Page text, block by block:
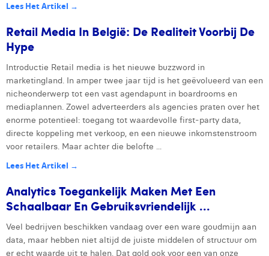
Lees Het Artikel →
Retail Media In België: De Realiteit Voorbij De
Hype
Introductie Retail media is het nieuwe buzzword in
marketingland. In amper twee jaar tijd is het geëvolueerd van een
nicheonderwerp tot een vast agendapunt in boardrooms en
mediaplannen. Zowel adverteerders als agencies praten over het
enorme potentieel: toegang tot waardevolle first-party data,
directe koppeling met verkoop, en een nieuwe inkomstenstroom
voor retailers. Maar achter die belofte ...
Lees Het Artikel →
Analytics Toegankelijk Maken Met Een
Schaalbaar En Gebruiksvriendelijk ...
Veel bedrijven beschikken vandaag over een ware goudmijn aan
data, maar hebben niet altijd de juiste middelen of structuur om
er echt waarde uit te halen. Dat gold ook voor een van onze